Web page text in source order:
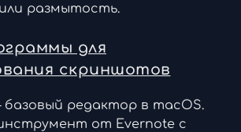
размытость.
для
скриншотов
редактор в macOS.
от Evernote с